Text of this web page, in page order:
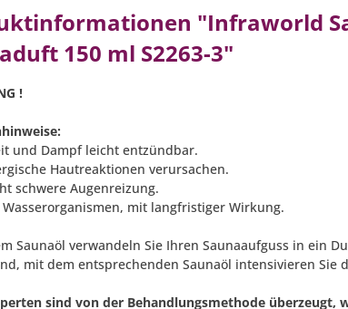
"Infraworld
150 ml S2263-3"
!
und Dampf leicht entzündbar.
Hautreaktionen verursachen.
schwere Augenreizung.
mit langfristiger Wirkung.
Saunaöl verwandeln Sie Ihren Saunaaufguss in ein
mit dem entsprechenden Saunaöl intensivieren Sie
sind von der Behandlungsmethode